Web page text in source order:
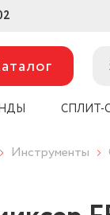
СПЛИТ-
Инструменты